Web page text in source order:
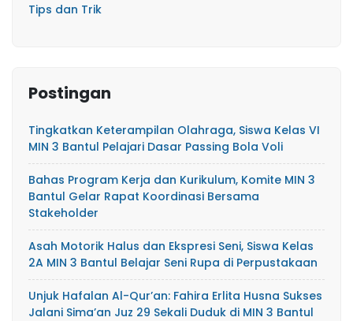
Tips dan Trik
Postingan
Tingkatkan Keterampilan Olahraga, Siswa Kelas VI
MIN 3 Bantul Pelajari Dasar Passing Bola Voli
Bahas Program Kerja dan Kurikulum, Komite MIN 3
Bantul Gelar Rapat Koordinasi Bersama
Stakeholder
Asah Motorik Halus dan Ekspresi Seni, Siswa Kelas
2A MIN 3 Bantul Belajar Seni Rupa di Perpustakaan
Unjuk Hafalan Al-Qur’an: Fahira Erlita Husna Sukses
Jalani Sima’an Juz 29 Sekali Duduk di MIN 3 Bantul